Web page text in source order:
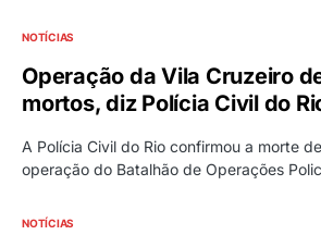
NOTÍCIAS
Operação da Vila Cruzeiro
mortos, diz Polícia Civil do
A Polícia Civil do Rio confirmou a morte
operação do Batalhão de Operações
NOTÍCIAS